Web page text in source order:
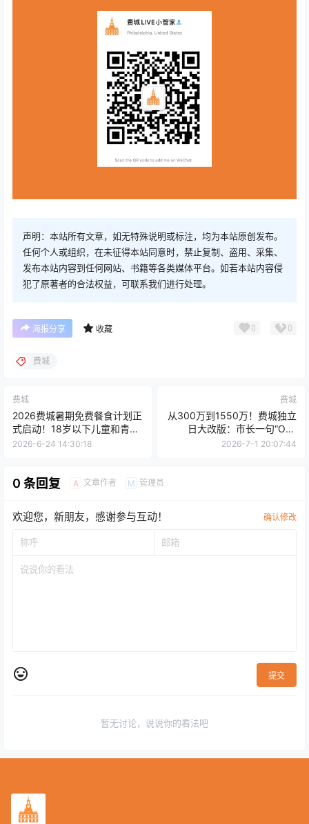
声明：本站所有文章，如无特殊说明或标注，均为本站原创发布。
任何个人或组织，在未征得本站同意时，禁止复制、盗用、采集、
发布本站内容到任何网站、书籍等各类媒体平台。如若本站内容侵
犯了原著者的合法权益，可联系我们进行处理。
海报分享 收藏 0 0
费城
费城
2026费城暑期免费餐食计划正
式启动！18岁以下儿童和青少
年整个暑假都能免费吃饭，无
2026-6-24 14:30:18
费城
从300万到1550万！费城独立
日大改版：市长一句“One
Philly”，预算暴涨5倍，纳税人
2026-7-1 20:07:44
0 条回复 A 文章作者 M 管理员
欢迎您，新朋友，感谢参与互动！ 确认修改
提交
暂无讨论，说说你的看法吧